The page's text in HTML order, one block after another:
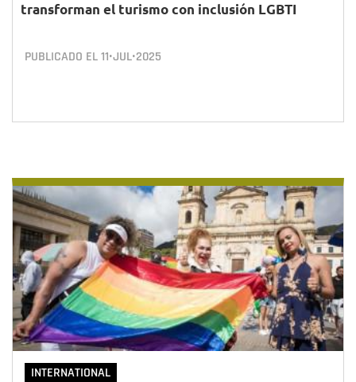
transforman el turismo con inclusión LGBTI
PUBLICADO EL11•JUL•2025
INTERNATIONAL